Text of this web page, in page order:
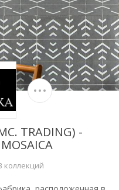
TRADING) -
коллекций